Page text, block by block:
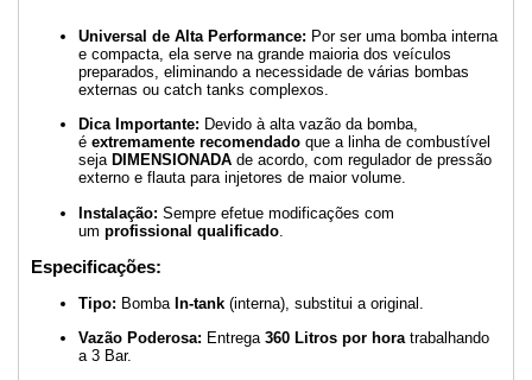
Universal de Alta Performance: Por ser uma bomba interna
e compacta, ela serve na grande maioria dos veículos
preparados, eliminando a necessidade de várias bombas
externas ou catch tanks complexos.
Dica Importante: Devido à alta vazão da bomba,
é extremamente recomendado que a linha de combustível
seja DIMENSIONADA de acordo, com regulador de pressão
externo e flauta para injetores de maior volume.
Instalação: Sempre efetue modificações com
um profissional qualificado
Especificações:
Tipo: Bomba In-tank (interna), substitui a original.
Vazão Poderosa: Entrega 360 Litros por horatrabalhando
a 3 Bar.